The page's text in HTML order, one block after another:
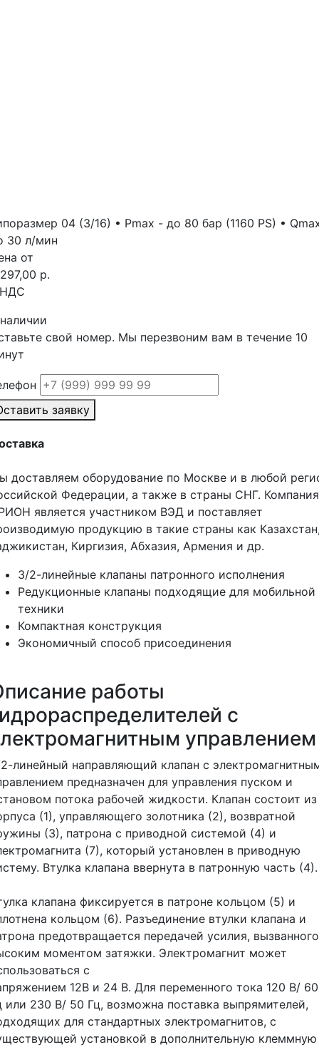
04 (3/16) • Pmax - до 80 бap (1160 PS) •
30 л/мин
от
р.
свой номер. Мы перезвоним вам в течение 10
заявку
доставляем оборудование по Москве и в любой
Федерации, а также в страны СНГ. Компания
является участником ВЭД и поставляет
продукцию в такие страны как
Киргизия, Абхазия, Армения и др.
3/2-линейные клапаны патронного исполнения
Редукционные клапаны подходящие для мобильной
техники
Компактная конструкция
Экономичный способ присоединения
работы
с
управлением
линейный направляющий клапан с
предназначен для управления пуском и
потока рабочей жидкости. Клапан состоит из
(1), управляющего золотника (2), возвратной
(3), патрона с приводной системой (4) и
(7), который установлен в приводную
Втулка клапана ввернута в патронную часть (4).
клапана фиксируется в патроне кольцом (5) и
кольцом (6). Разъединение втулки клапана и
предотвращается передачей усилия, вызванного
моментом затяжки. Электромагнит может
с
12В и 24 В. Для переменного тока 120 В/ 60
или 230 В/ 50 Гц, возможна поставка выпрямителей,
для стандартных электромагнитов, с
установкой в дополнительную клеммную